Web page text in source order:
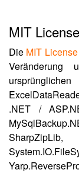
MIT License
Die MIT License
Veränderung
.NET /